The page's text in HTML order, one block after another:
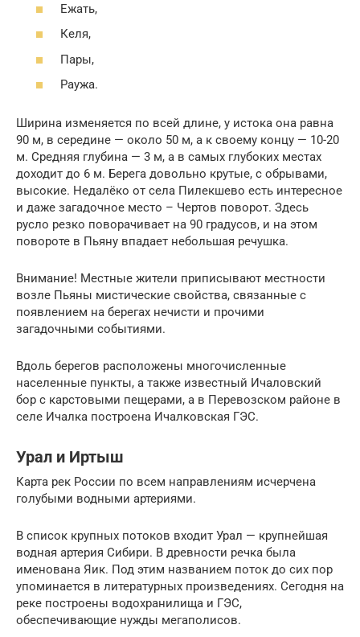
Ежать,
Келя,
Пары,
Раужа.
Ширина изменяется по всей длине, у истока она равна
90 м, в середине — около 50 м, а к своему концу — 10-20
м. Средняя глубина — 3 м, а в самых глубоких местах
доходит до 6 м. Берега довольно крутые, с обрывами,
высокие. Недалёко от села Пилекшево есть интересное
и даже загадочное место – Чертов поворот. Здесь
русло резко поворачивает на 90 градусов, и на этом
повороте в Пьяну впадает небольшая речушка.
Внимание! Местные жители приписывают местности
возле Пьяны мистические свойства, связанные с
появлением на берегах нечисти и прочими
загадочными событиями.
Вдоль берегов расположены многочисленные
населенные пункты, а также известный Ичаловский
бор с карстовыми пещерами, а в Перевозском районе в
селе Ичалка построена Ичалковская ГЭС.
Урал и Иртыш
Карта рек России по всем направлениям исчерчена
голубыми водными артериями.
В список крупных потоков входит Урал — крупнейшая
водная артерия Сибири. В древности речка была
именована Яик. Под этим названием поток до сих пор
упоминается в литературных произведениях. Сегодня на
реке построены водохранилища и ГЭС,
обеспечивающие нужды мегаполисов.